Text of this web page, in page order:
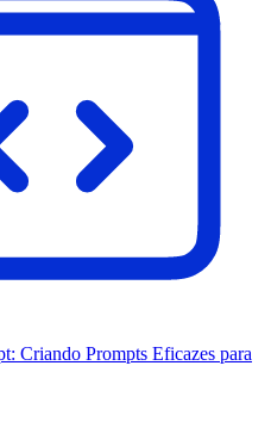
Criando Prompts Eficazes para